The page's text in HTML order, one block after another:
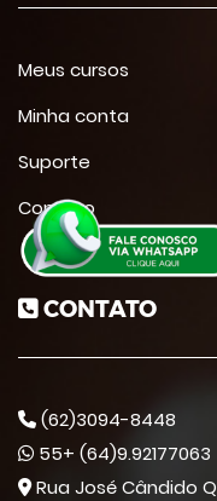
Meus cursos
Minha conta
Suporte
Contato
CONTATO
(62)3094-8448
55+ (64)9.92177063
Rua José Cândido